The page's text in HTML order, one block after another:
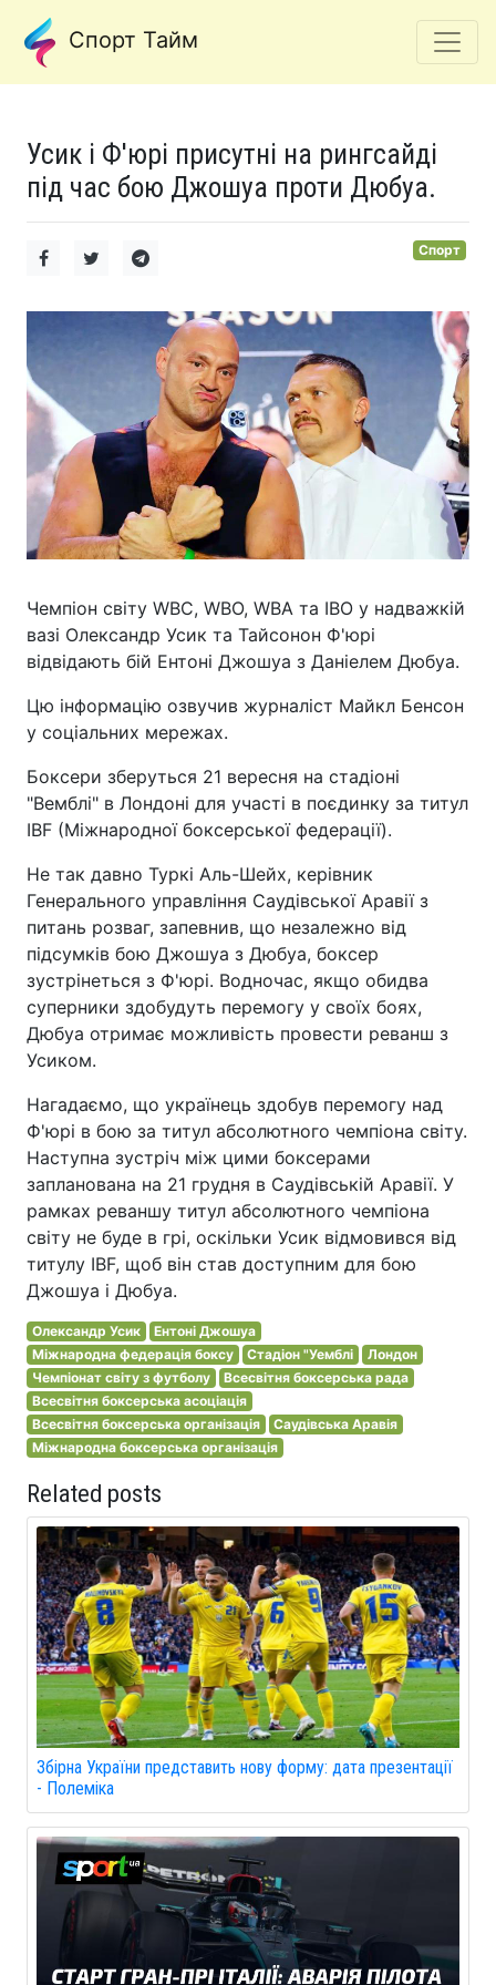
Спорт Тайм
Усик і Ф'юрі присутні на рингсайді
під час бою Джошуа проти Дюбуа.
Спорт
Чемпіон світу WBC, WBO, WBA та IBO у надважкій
вазі Олександр Усик та Тайсонон Ф'юрі
відвідають бій Ентоні Джошуа з Даніелем Дюбуа.
Цю інформацію озвучив журналіст Майкл Бенсон
у соціальних мережах.
Боксери зберуться 21 вересня на стадіоні
"Вемблі" в Лондоні для участі в поєдинку за титул
IBF (Міжнародної боксерської федерації).
Не так давно Туркі Аль-Шейх, керівник
Генерального управління Саудівської Аравії з
питань розваг, запевнив, що незалежно від
підсумків бою Джошуа з Дюбуа, боксер
зустрінеться з Ф'юрі. Водночас, якщо обидва
суперники здобудуть перемогу у своїх боях,
Дюбуа отримає можливість провести реванш з
Усиком.
Нагадаємо, що українець здобув перемогу над
Ф'юрі в бою за титул абсолютного чемпіона світу.
Наступна зустріч між цими боксерами
запланована на 21 грудня в Саудівській Аравії. У
рамках реваншу титул абсолютного чемпіона
світу не буде в грі, оскільки Усик відмовився від
титулу IBF, щоб він став доступним для бою
Джошуа і Дюбуа.
Олександр Усик
Ентоні Джошуа
Міжнародна федерація боксу
Стадіон "Уемблі
Лондон
Чемпіонат світу з футболу
Всесвітня боксерська рада
Всесвітня боксерська асоціація
Всесвітня боксерська організація
Саудівська Аравія
Міжнародна боксерська організація
Related posts
Збірна України представить нову форму: дата презентації
- Полеміка